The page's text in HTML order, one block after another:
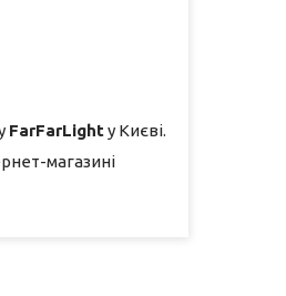
FarFarLightу Києві.
магазині